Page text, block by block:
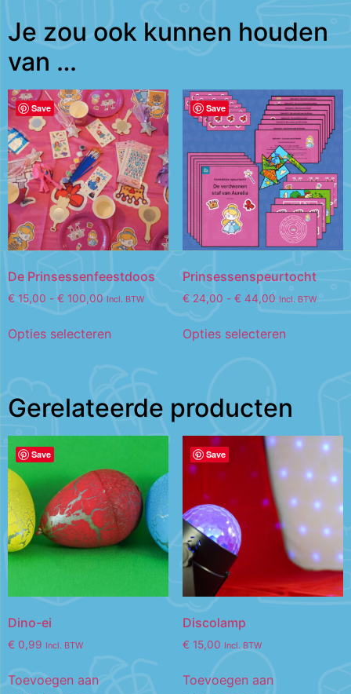
Je zou ook kunnen houden
van …
Save
De Prinsessenfeestdoos
€ 15,00 - € 100,00 Incl. BTW
Opties selecteren
Save
Prinsessenspeurtocht
€ 24,00 - € 44,00 Incl. BTW
Opties selecteren
Gerelateerde producten
Save
Dino-ei
€ 0,99 Incl. BTW
Toevoegen aan
Save
Discolamp
€ 15,00 Incl. BTW
Toevoegen aan